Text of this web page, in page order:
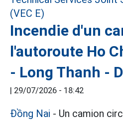
Incendie d'un
l'autoroute Ho
- Long Thanh -
| 29/07/2026 - 18:42
Đồng Nai - Un camion